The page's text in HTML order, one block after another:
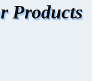
Products